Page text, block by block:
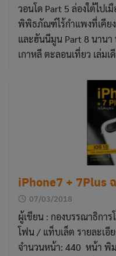
วอนโด Part 5 ล่องใต้ไป
พิพิธภัณฑ์ไร้กำแพงที่เคียง
และฮันนีมูน Part 8 นานา
เกาหลี ตะลอนเที่ยว เล่มเ
iPhone7 + 7Plus
07/03/2018
ผู้เขียน : กองบรรณาธิกา
โฟน / แท็บเล็ต รายละเอี
จำนวนหน้า: 440 หน้า พิ